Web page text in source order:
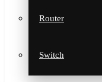
Router
Switch